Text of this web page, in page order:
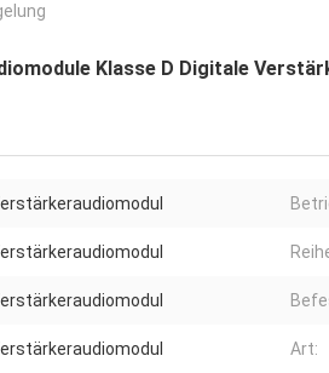
Klasse D Digitale
Art: